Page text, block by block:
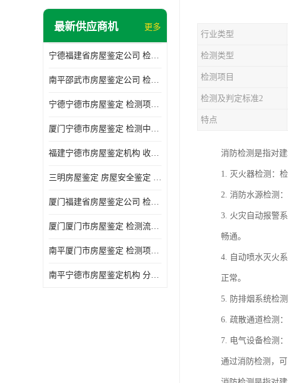
消防工程施工
最新供应商机 更多
宁德福建省房屋鉴定公司 检测项目广 可及时反馈数据结果
南平邵武市房屋鉴定公司 检测准确率高 加强房屋的日常与管理
宁德宁德市房屋鉴定 检测项目广 可及时反馈数据结果
厦门宁德市房屋鉴定 检测中心 收费合理规范 项目全 周期短
福建宁德市房屋鉴定机构 收费合理规范 加强房屋的日常与管理
三明房屋鉴定 房屋安全鉴定 检测方便 快捷 经验较为丰富
厦门福建省房屋鉴定公司 检测流程规范 加强房屋的日常与管理
厦门厦门市房屋鉴定 检测流程规范 检测方式多样化
南平厦门市房屋鉴定 检测项目广 经验较为丰富
南平宁德市房屋鉴定机构 分析准确度高 可及时反馈数据结果
行业类型
检测类型
检测项目
检测及判定标准2
特点
消防检测是指对
1. 灭火器检测：
2. 消防水源检测
3. 火灾自动报警
畅通。
4. 自动喷水灭火
正常。
5. 防排烟系统检
6. 疏散通道检测
7. 电气设备检测
通过消防检测，